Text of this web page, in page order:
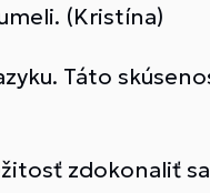
(Kristína)
Táto
zdokonaliť